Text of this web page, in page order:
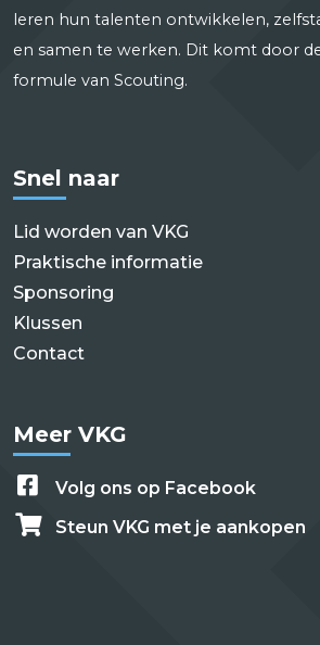
leren hun talenten ontwikkelen,
en samen te werken. Dit komt door
formule van Scouting.
Snel naar
Lid worden van VKG
Praktische informatie
Sponsoring
Klussen
Contact
Meer VKG
Volg ons op Facebook
Steun VKG met je aankopen